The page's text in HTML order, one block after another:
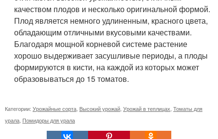
качеством плодов и несколько оригинальной формой.
Плод является немного удлиненным, красного цвета,
обладающим отличными вкусовыми качествами.
Благодаря мощной корневой системе растение
хорошо выдерживает засушливые периоды, а плоды
формируются в кисти, на каждой из которых может
образовываться до 15 томатов.
Категории: Урожайные сорта Высокий урожай Урожай в теплицах Томаты для
урала Помидоры для урала